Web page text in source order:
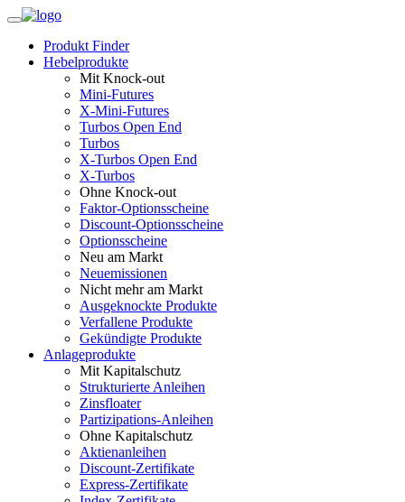
Produkt Finder
Hebelprodukte
Mit Knock-out
Mini-Futures
X-Mini-Futures
Turbos Open End
Turbos
X-Turbos Open End
X-Turbos
Ohne Knock-out
Faktor‑Optionsscheine
Discount-Optionsscheine
Optionsscheine
Neu am Markt
Neuemissionen
Nicht mehr am Markt
Ausgeknockte Produkte
Verfallene Produkte
Gekündigte Produkte
Anlageprodukte
Mit Kapitalschutz
Strukturierte Anleihen
Zinsfloater
Partizipations-Anleihen
Ohne Kapitalschutz
Aktienanleihen
Discount-Zertifikate
Express-Zertifikate